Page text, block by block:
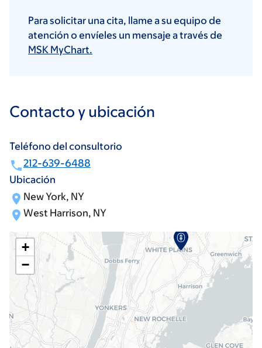
Para solicitar una cita, llame a su equipo de
atención o envíeles un mensaje a través de
MSK MyChart.
Contacto y ubicación
Teléfono del consultorio
212-639-6488
Ubicación
New York, NY
West Harrison, NY
+
−